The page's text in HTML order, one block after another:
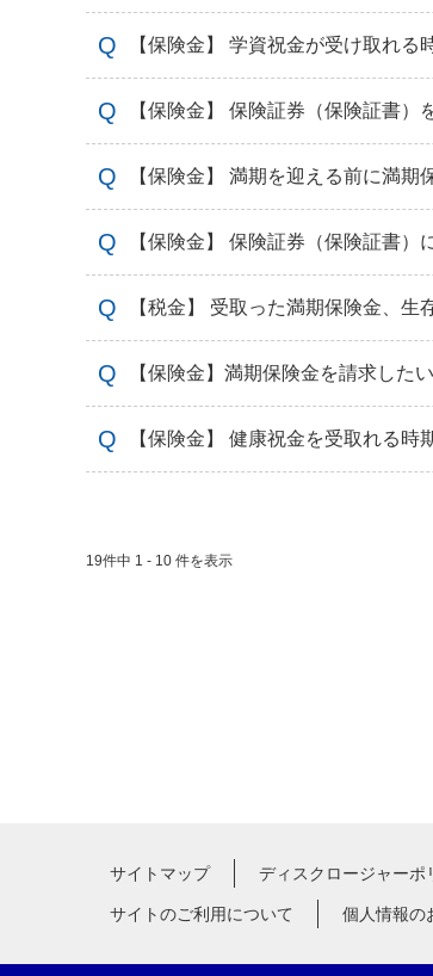
【保険金】 学資祝金が受け取れる
【保険金】 保険証券（保険証書）
【保険金】 満期を迎える前に満
【保険金】 保険証券（保険証書
【税金】 受取った満期保険金、生
【保険金】満期保険金を請求した
【保険金】 健康祝金を受取れる時
19件中 1 - 10 件を表示
サイトマップ ディスクロージャーポ
サイトのご利用について 個人情報の